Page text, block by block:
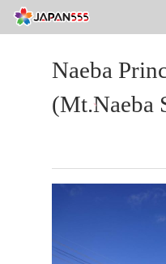
Naeba
(Mt.Naeba